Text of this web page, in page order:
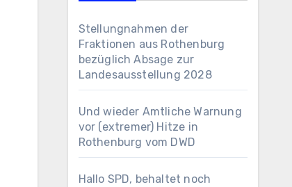
Stellungnahmen der
Fraktionen aus Rothenburg
bezüglich Absage zur
Landesausstellung 2028
Und wieder Amtliche Warnung
vor (extremer) Hitze in
Rothenburg vom DWD
Hallo SPD, behaltet noch